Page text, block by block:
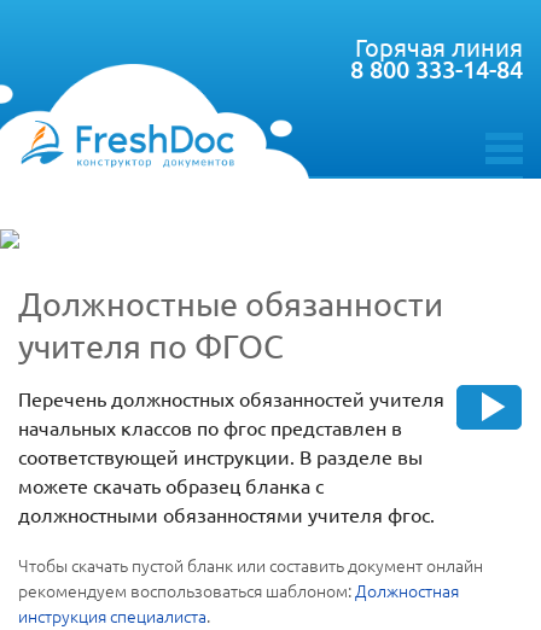
toggle
Горячая линия
8 800 333-14-84
Должностные обязанности
учителя по ФГОС
Перечень должностных обязанностей учителя
начальных классов по фгос представлен в
соответствующей инструкции. В разделе вы
можете скачать образец бланка с
должностными обязанностями учителя фгос.
Чтобы скачать пустой бланк или составить документ онлайн
рекомендуем воспользоваться шаблоном:Должностная
инструкция специалиста.